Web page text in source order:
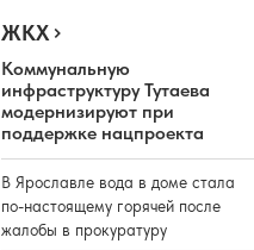
ЖКХ
Коммунальную
инфраструктуру Тутаева
модернизируют при
поддержке нацпроекта
В Ярославле вода в доме стала
по-настоящему горячей после
жалобы в прокуратуру